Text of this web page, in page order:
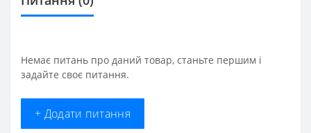
Немає питань про даний товар, станьте першим і
задайте своє питання.
+ Додати питання